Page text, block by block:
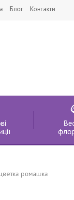
Блог Контакти
ромашка